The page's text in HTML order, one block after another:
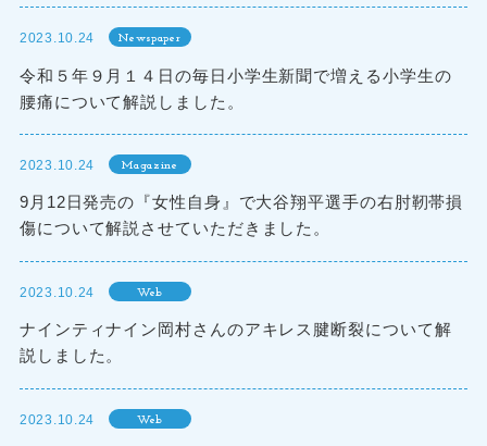
2023.10.24 Newspaper
令和５年９月１４日の毎日小学生新聞で増える小学生の
腰痛について解説しました。
2023.10.24 Magazine
9月12日発売の『女性自身』で大谷翔平選手の右肘靭帯損
傷について解説させていただきました。
2023.10.24 Web
ナインティナイン岡村さんのアキレス腱断裂について解
説しました。
2023.10.24 Web